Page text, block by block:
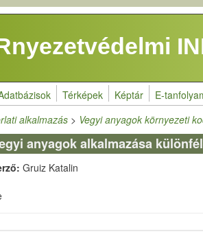
Térképek Képtár E-
alkalmazás > Vegyi anyagok környezeti
anyagok alkalmazása
Gruiz Katalin